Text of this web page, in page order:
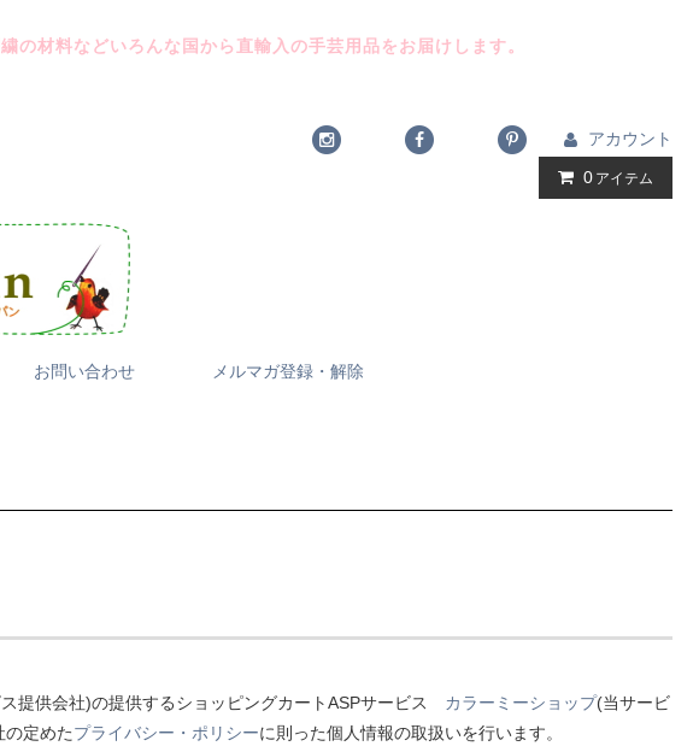
材料などいろんな国から直輸入の手芸用品をお届けします。
アカウント
0 アイテム
お問い合わせ メルマガ登録・解除
提供会社)の提供するショッピングカートASPサービス カラーミーショップ(当サービ
定めたプライバシー・ポリシーに則った個人情報の取扱いを行います。